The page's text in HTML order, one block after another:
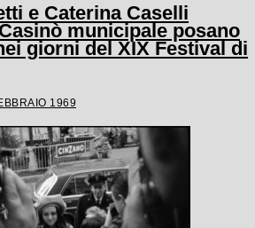
e Caterina Caselli
municipale posano
giorni del XIX Festival di
1969